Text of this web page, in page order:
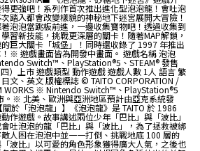
更強吧！系列作首次推出進化型泡泡龍！會吐泡
踏入都會改變樣貌的神秘地下迷宮展開大冒險！
泡泡當跳板前進，一邊收集寶物吧！透過收集到
習新技能，挑戰更深層的關卡！隨著MAP解鎖，
巨大關卡「城堡」！同時還收錄了 1997 年推出
※ 遊戲畫面皆為開發中畫面。 遊戲名稱 泡泡
Switch™、PlayStation®5、STEAM® 發售
）上市 遊戲類型 動作遊戲 遊戲人數 1人 語言 繁
文、英文 版權標誌 © TAITO CORPORATION /
WORKS ※ Nintendo Switch™、PlayStation®5
。※ 北美、歐洲與亞洲地區預計由亞克系統發
於「泡泡龍」】《泡泡龍》是 TAITO 於 1986
作遊戲。故事講述兩位少年「巴比」與「波比」
吐泡泡的龍「巴比」與「波比」，為了拯救被綁
人困在泡泡中並一一打倒、挑戰地底 100 層的
波比」以可愛的角色形象獲得廣大人氣，之後也